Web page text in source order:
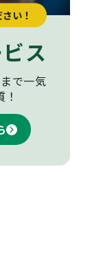
い！
ス
で一気